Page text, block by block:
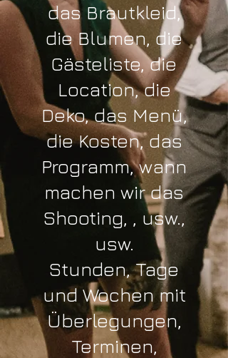
das Brautkleid,
die Blumen, die
Gästeliste, die
Location, die
Deko, das Menü,
die Kosten, das
Programm, wann
machen wir das
Shooting, , usw.,
usw.
Stunden, Tage
und Wochen mit
Überlegungen,
Terminen,